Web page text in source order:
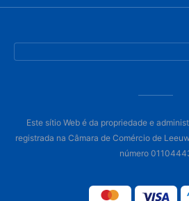
Este sítio Web é da propriedade e
registrada na Câmara de Comércio de
número